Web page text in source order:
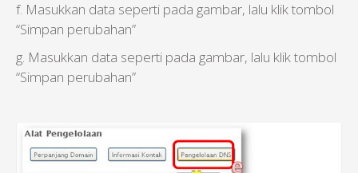
f. Masukkan data seperti pada gambar, lalu klik tombol
“Simpan perubahan”
g. Masukkan data seperti pada gambar, lalu klik tombol
“Simpan perubahan”